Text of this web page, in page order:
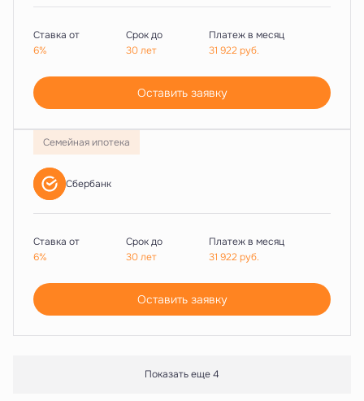
Ставка от
6%
Срок до
30 лет
Платеж в месяц
31 922руб.
Оставить заявку
Семейная ипотека
Сбербанк
Ставка от
6%
Срок до
30 лет
Платеж в месяц
31 922руб.
Оставить заявку
Показать еще 4